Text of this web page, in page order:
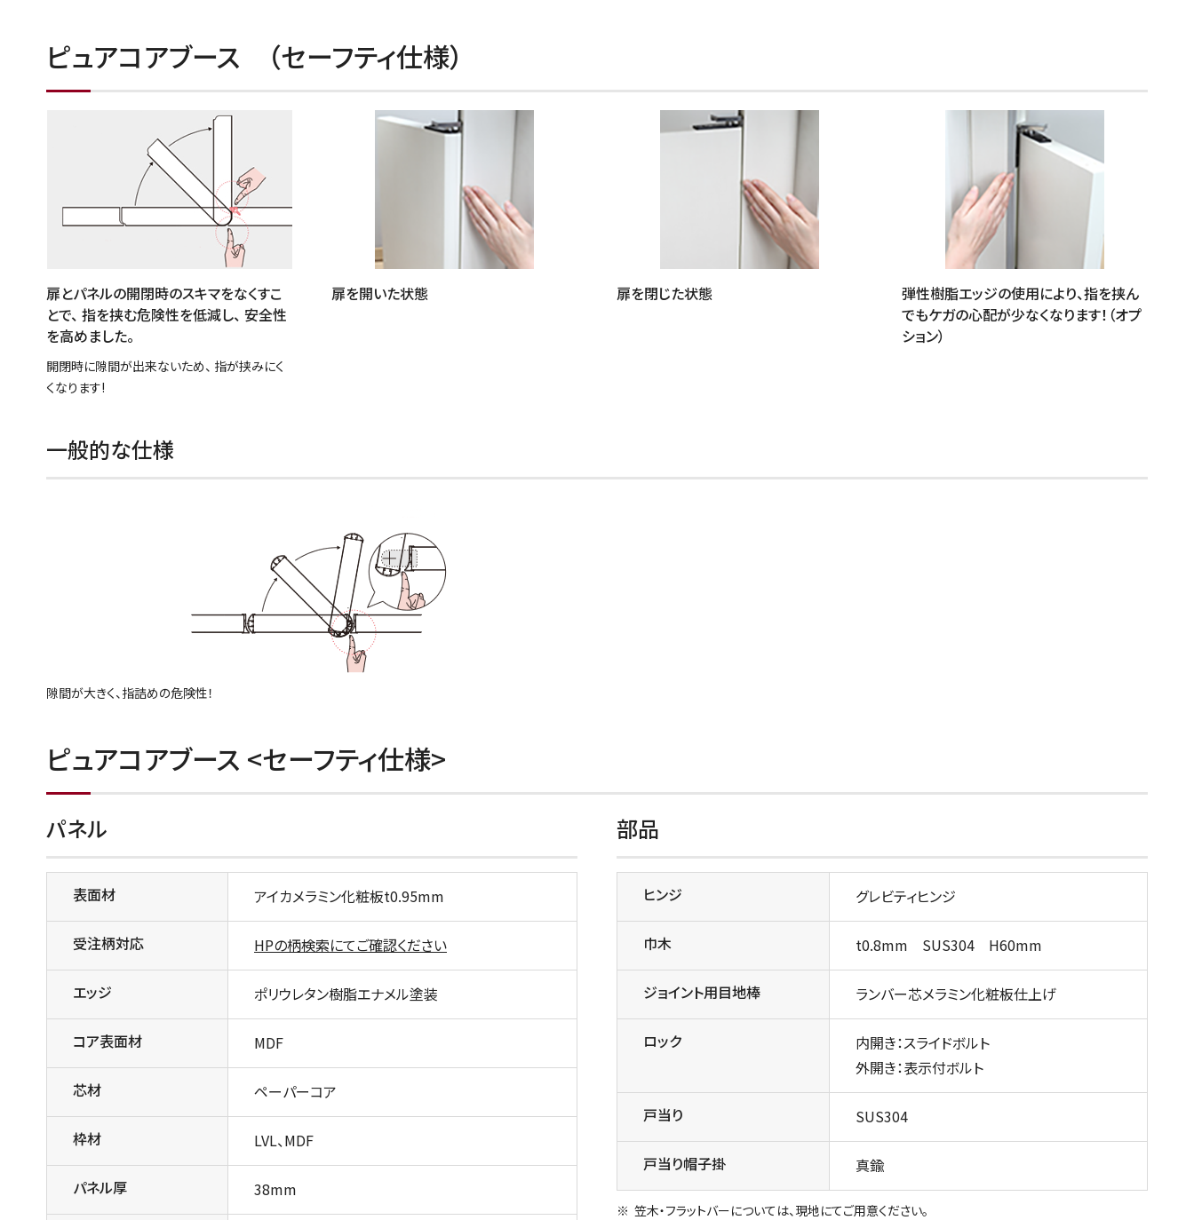
ピュアコアブース （セーフティ仕様）
扉とパネルの開閉時のスキマをなくすこ
とで、 指を挟む危険性を低減し、 安全性
を高めました。
開閉時に隙間が出来ないため、 指が挟みにく
くなります!
扉を開いた状態 扉を閉じた状態
弾性樹脂エッジの使用により、指を挟ん
でもケガの心配が少なくなります！（オプ
ション）
一般的な仕様
隙間が大きく、指詰めの危険性！
ピュアコアブース <セーフティ仕様>
パネル
表面材 アイカメラミン化粧板t0.95mm
受注柄対応 HPの柄検索にてご確認ください
エッジ ポリウレタン樹脂エナメル塗装
コア表面材 MDF
芯材 ペーパーコア
枠材 LVL、MDF
パネル厚 38mm
部品
ヒンジ グレビティヒンジ
巾木 t0.8mm SUS304 H60mm
ジョイント用目地棒 ランバー芯メラミン化粧板仕上げ
ロック
内開き：スライドボルト
外開き：表示付ボルト
戸当り SUS304
戸当り帽子掛 真鍮
笠木・フラットバーについては、現地にてご用意ください。